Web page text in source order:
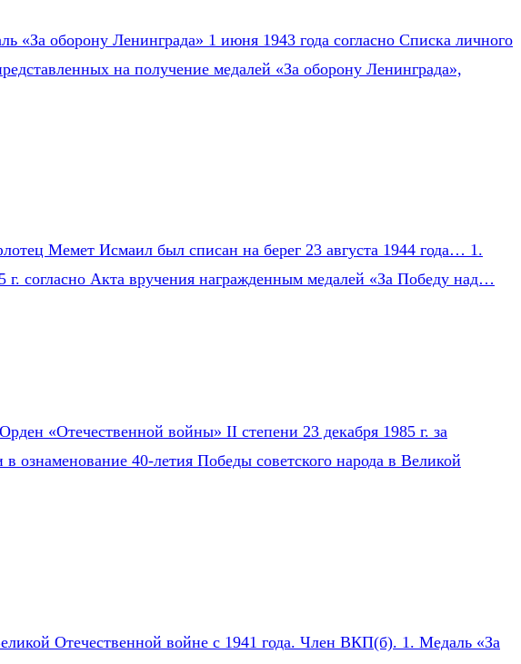
оборону Ленинграда» 1 июня 1943 года согласно Списка личного
на получение медалей «За оборону Ленинграда»,
Мемет Исмаил был списан на берег 23 августа 1944 года… 1.
согласно Акта вручения награжденным медалей «За Победу над…
«Отечественной войны» II степени 23 декабря 1985 г. за
ознаменование 40-летия Победы советского народа в Великой
Отечественной войне с 1941 года. Член ВКП(б). 1. Медаль «За